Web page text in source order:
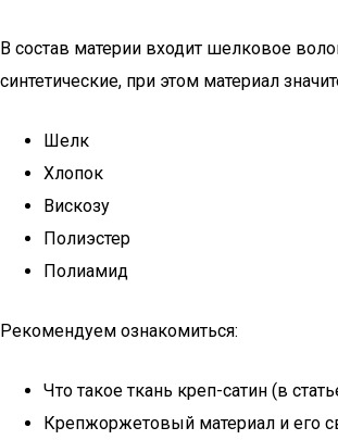
В состав материи входит шелковое
синтетические, при этом материал
Шелк
Хлопок
Вискозу
Полиэстер
Полиамид
Рекомендуем ознакомиться:
Что такое ткань креп-сатин (в
Крепжоржетовый материал и его